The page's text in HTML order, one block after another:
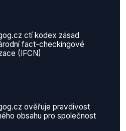
ctí kodex zásad
fact-checkingové
(IFCN)
ověřuje pravdivost
obsahu pro společnost